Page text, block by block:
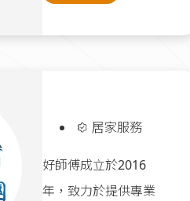
居家服務
好師傅成立於2016
年，致力於提供專業